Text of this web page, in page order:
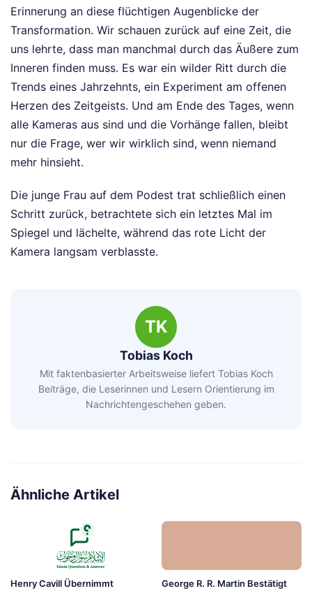
Erinnerung an diese flüchtigen Augenblicke der
Transformation. Wir schauen zurück auf eine Zeit, die
uns lehrte, dass man manchmal durch das Äußere zum
Inneren finden muss. Es war ein wilder Ritt durch die
Trends eines Jahrzehnts, ein Experiment am offenen
Herzen des Zeitgeists. Und am Ende des Tages, wenn
alle Kameras aus sind und die Vorhänge fallen, bleibt
nur die Frage, wer wir wirklich sind, wenn niemand
mehr hinsieht.
Die junge Frau auf dem Podest trat schließlich einen
Schritt zurück, betrachtete sich ein letztes Mal im
Spiegel und lächelte, während das rote Licht der
Kamera langsam verblasste.
TK
Tobias Koch
Mit faktenbasierter Arbeitsweise liefert Tobias Koch
Beiträge, die Leserinnen und Lesern Orientierung im
Nachrichtengeschehen geben.
Ähnliche Artikel
Henry Cavill Übernimmt
George R. R. Martin Bestätigt